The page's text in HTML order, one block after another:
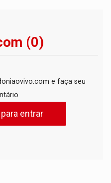
(0)
e faça seu
entrar